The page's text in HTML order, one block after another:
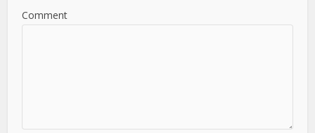
Comment